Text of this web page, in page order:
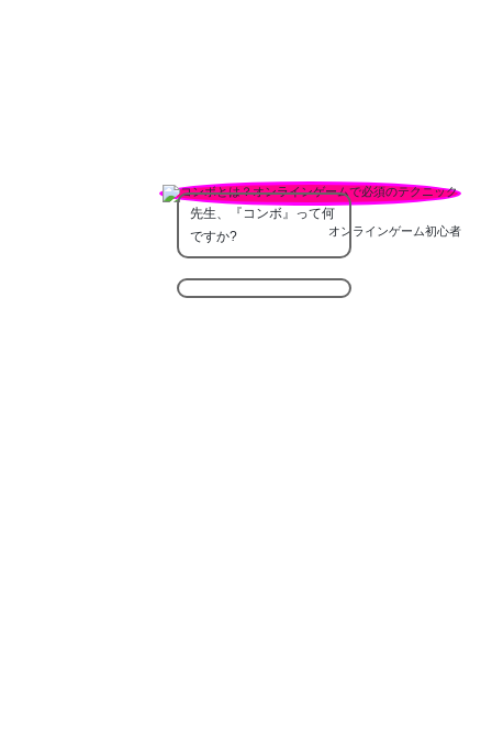
オンラインゲーム初心者
先生、『コンボ』って何
ですか?